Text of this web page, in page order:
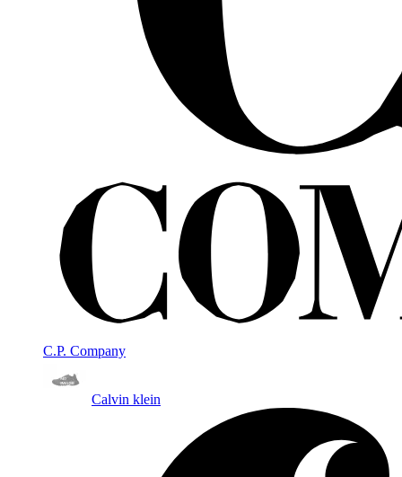
C.P. Company
Calvin klein